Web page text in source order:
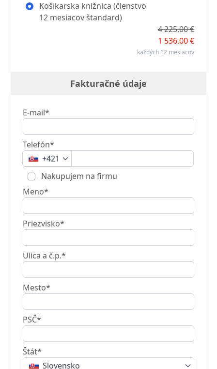
Košikarska knižnica (členstvo
12 mesiacov štandard)
4 225,00 €
1 536,00 €
každých 12 mesiacov
Fakturačné údaje
E-mail*
Telefón*
+421
Nakupujem na firmu
Meno*
Priezvisko*
Ulica a č.p.*
Mesto*
PSČ*
Štát*
Slovensko